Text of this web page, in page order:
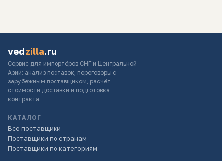
vedzilla.ru
Сервис для импортёров СНГ и Центральной
Азии: анализ поставок, переговоры с
зарубежным поставщиком, расчёт
стоимости доставки и подготовка
контракта.
КАТАЛОГ
Все поставщики
Поставщики по странам
Поставщики по категориям